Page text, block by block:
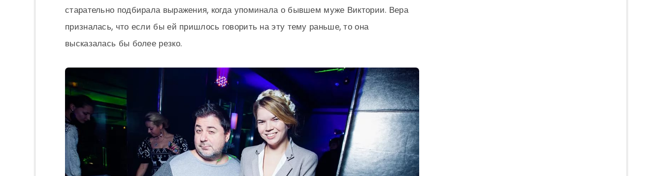
старательно подбирала выражения, когда упоминала о бывшем муже Виктории. Вера
призналась, что если бы ей пришлось говорить на эту тему раньше, то она
высказалась бы более резко.